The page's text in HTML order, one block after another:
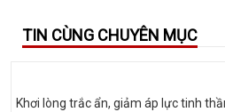
TIN CÙNG CHUYÊN MỤC
Khơi lòng trắc ẩn, giảm áp lực tinh